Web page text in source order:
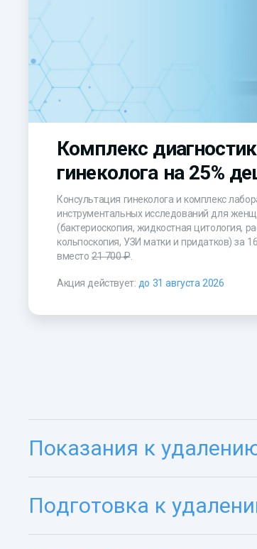
Комплекс
гинеколога на 25%
Консультация гинеколога и комплекс
инструментальных исследований для
(бактериоскопия, жидкостная цитология,
кольпоскопия, УЗИ матки и придатков) за
вместо21 700 ₽.
Акция действует: до 31 августа 2026
Показания к
Подготовка к